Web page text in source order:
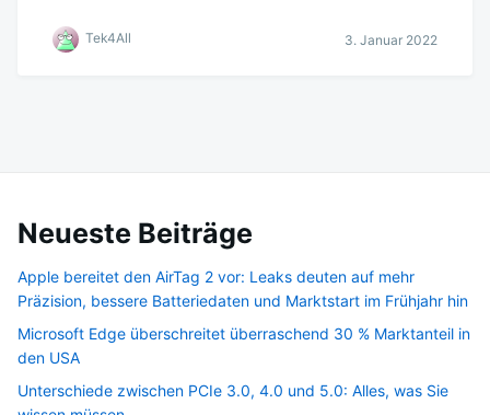
Tek4All 3. Januar 2022
Neueste Beiträge
Apple bereitet den AirTag 2 vor: Leaks deuten auf mehr
Präzision, bessere Batteriedaten und Marktstart im Frühjahr hin
Microsoft Edge überschreitet überraschend 30 % Marktanteil in
den USA
Unterschiede zwischen PCIe 3.0, 4.0 und 5.0: Alles, was Sie